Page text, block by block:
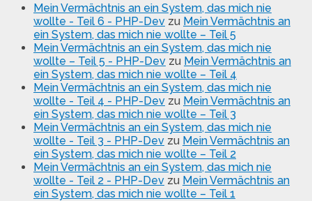
Mein Vermächtnis an ein System, das mich nie
wollte - Teil 6 - PHP-Dev zu Mein Vermächtnis an
ein System, das mich nie wollte – Teil 5
Mein Vermächtnis an ein System, das mich nie
wollte – Teil 5 - PHP-Dev zu Mein Vermächtnis an
ein System, das mich nie wollte – Teil 4
Mein Vermächtnis an ein System, das mich nie
wollte - Teil 4 - PHP-Dev zu Mein Vermächtnis an
ein System, das mich nie wollte – Teil 3
Mein Vermächtnis an ein System, das mich nie
wollte - Teil 3 - PHP-Dev zu Mein Vermächtnis an
ein System, das mich nie wollte – Teil 2
Mein Vermächtnis an ein System, das mich nie
wollte - Teil 2 - PHP-Dev zu Mein Vermächtnis an
ein System, das mich nie wollte – Teil 1